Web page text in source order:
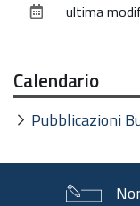
documento
ultima
Calendario
Pubblicazioni